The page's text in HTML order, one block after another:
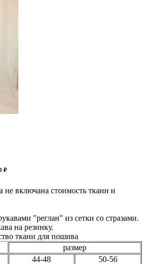
₽
не включана стоимость ткани и
"реглан" из сетки со стразами.
на резинку.
ткани для пошива
размер
44-48
50-56